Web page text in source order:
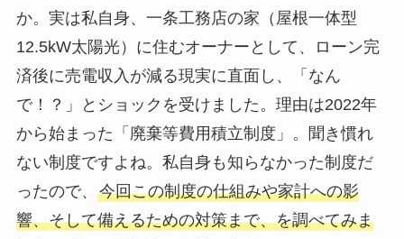
か。実は私自身、一条工務店の家（屋根一体型
12.5kW太陽光）に住むオーナーとして、ローン完
済後に売電収入が減る現実に直面し、「なん
で！？」とショックを受けました。理由は2022年
から始まった「廃棄等費用積立制度」。聞き慣れ
ない制度ですよね。私自身も知らなかった制度だ
ったので、 今回この制度の仕組みや家計への影
響、そして備えるための対策まで、を調べてみま